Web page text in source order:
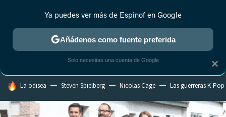
MENÚ NUEVO
ESTRENOS REALITY ANIME RANKINGS CINE
HOY SE HABLA DE
La odisea Steven Spielberg Nicolas Cage Las guerreras K-Pop
×
Ya puedes ver más de Espinof en Google
Añádenos como fuente preferida
Solo necesitas una cuenta de Google